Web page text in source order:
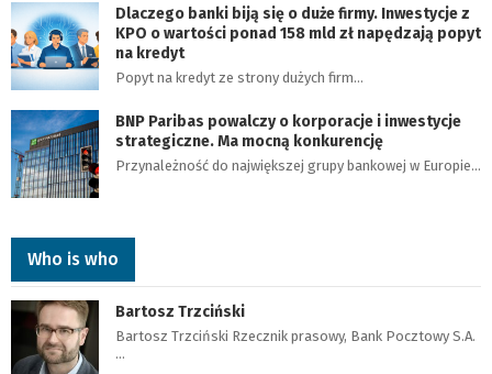
Dlaczego banki biją się o duże firmy. Inwestycje z
KPO o wartości ponad 158 mld zł napędzają popyt
na kredyt
Popyt na kredyt ze strony dużych firm…
BNP Paribas powalczy o korporacje i inwestycje
strategiczne. Ma mocną konkurencję
Przynależność do największej grupy bankowej w Europie…
Who is who
Bartosz Trzciński
Bartosz Trzciński Rzecznik prasowy, Bank Pocztowy S.A.
…